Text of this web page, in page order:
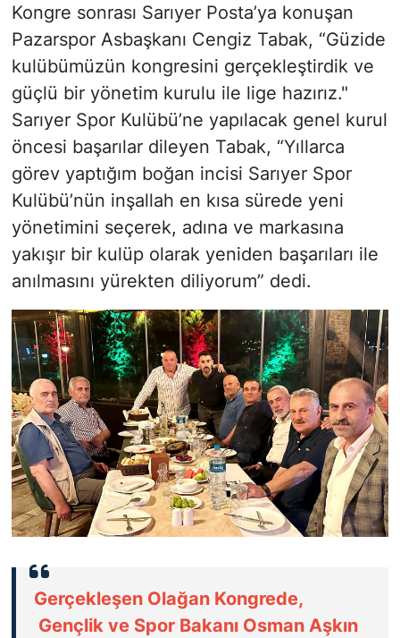
Kongre sonrası Sarıyer Posta’ya konuşan
Pazarspor Asbaşkanı Cengiz Tabak, “Güzide
kulübümüzün kongresini gerçekleştirdik ve
güçlü bir yönetim kurulu ile lige hazırız."
Sarıyer Spor Kulübü’ne yapılacak genel kurul
öncesi başarılar dileyen Tabak, “Yıllarca
görev yaptığım boğan incisi Sarıyer Spor
Kulübü’nün inşallah en kısa sürede yeni
yönetimini seçerek, adına ve markasına
yakışır bir kulüp olarak yeniden başarıları ile
anılmasını yürekten diliyorum” dedi.
Gerçekleşen Olağan Kongrede,
Gençlik ve Spor Bakanı Osman Aşkın